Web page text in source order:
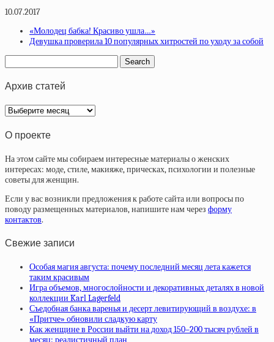
10.07.2017
«Молодец бабка! Красиво ушла…»
Девушка проверила 10 популярных хитростей по уходу за собой
Архив статей
Архив
статей
О проекте
На этом сайте мы собираем интересные материалы о женских
интересах: моде, стиле, макияже, прическах, психологии и полезные
советы для женщин.
Если у вас возникли предложения к работе сайта или вопросы по
поводу размещенных материалов, напишите нам через форму
контактов.
Свежие записи
Особая магия августа: почему последний месяц лета кажется
таким красивым
Игра объемов, многослойности и декоративных деталях в новой
коллекции Karl Lagerfeld
Съедобная банка варенья и десерт левитирующий в воздухе: в
«Притче» обновили сладкую карту
Как женщине в России выйти на доход 150–200 тысяч рублей в